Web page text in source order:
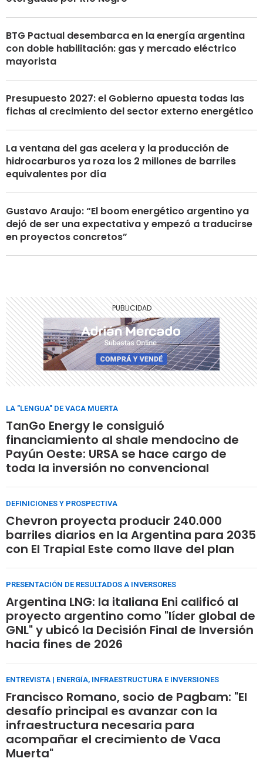
BTG Pactual desembarca en la energía argentina
con doble habilitación: gas y mercado eléctrico
mayorista
Presupuesto 2027: el Gobierno apuesta todas las
fichas al crecimiento del sector externo energético
La ventana del gas acelera y la producción de
hidrocarburos ya roza los 2 millones de barriles
equivalentes por día
Gustavo Araujo: “El boom energético argentino ya
dejó de ser una expectativa y empezó a traducirse
en proyectos concretos”
LA "LENGUA" DE VACA MUERTA
TanGo Energy le consiguió
financiamiento al shale mendocino de
Payún Oeste: URSA se hace cargo de
toda la inversión no convencional
DEFINICIONES Y PROSPECTIVA
Chevron proyecta producir 240.000
barriles diarios en la Argentina para 2035
con El Trapial Este como llave del plan
PRESENTACIÓN DE RESULTADOS A INVERSORES
Argentina LNG: la italiana Eni calificó al
proyecto argentino como "líder global de
GNL" y ubicó la Decisión Final de Inversión
hacia fines de 2026
ENTREVISTA | ENERGÍA, INFRAESTRUCTURA E INVERSIONES
Francisco Romano, socio de Pagbam: "El
desafío principal es avanzar con la
infraestructura necesaria para
acompañar el crecimiento de Vaca
Muerta"